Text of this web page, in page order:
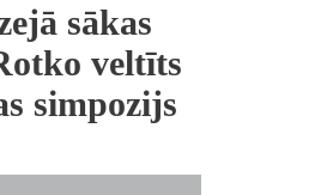
sākas
veltīts
simpozijs